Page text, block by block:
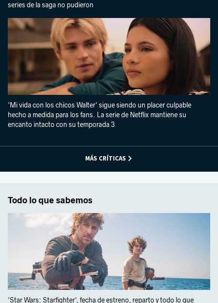
series de la saga no pudieron
'Mi vida con los chicos Walter' sigue siendo un placer culpable
hecho a medida para los fans. La serie de Netflix mantiene su
encanto intacto con su temporada 3
MÁS CRÍTICAS
Todo lo que sabemos
'Star Wars: Starfighter', fecha de estreno, reparto y todo lo que